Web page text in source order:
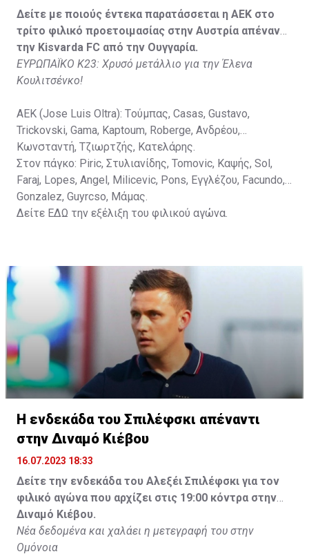
Στον πάγκο: Petkovic, Cipetic, Kovasic, Jovicic, Szeles,
Vida, Otvos, Lucas, Camas, Mesanovic.
Δείτε με ποιούς έντεκα παρατάσσεται η ΑΕΚ στο
τρίτο φιλικό προετοιμασίας στην Αυστρία απέναντι
την Kisvarda FC από την Ουγγαρία.
ΕΥΡΩΠΑΪΚΟ Κ23: Χρυσό μετάλλιο για την Έλενα
Κουλιτσένκο!
ΑΕΚ (Jose Luis Oltra): Tούμπας, Casas, Gustavo,
Trickovski, Gama, Κaptoum, Roberge, Aνδρέου,
Κωνσταντή, Τζιωρτζής, Κατελάρης.
Στον πάγκο: Piric, Στυλιανίδης, Tomovic, Καψής, Sol,
Faraj, Lopes, Angel, Milicevic, Pons, Εγγλέζου, Facundo,
Gonzalez, Guyrcso, Μάμας.
Δείτε ΕΔΩ την εξέλιξη του φιλικού αγώνα.
Η ενδεκάδα του Σπιλέφσκι απέναντι
στην Διναμό Κιέβου
16.07.2023 18:33
Δείτε την ενδεκάδα του Αλεξέι Σπιλέφσκι για τον
φιλικό αγώνα που αρχίζει στις 19:00 κόντρα στην
Διναμό Κιέβου.
Νέα δεδομένα και χαλάει η μετεγραφή του στην
Ομόνοια